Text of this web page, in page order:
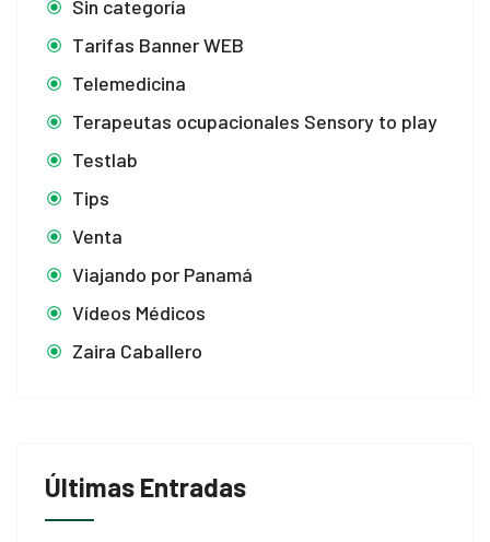
Sin categoría
Tarifas Banner WEB
Telemedicina
Terapeutas ocupacionales Sensory to play
Testlab
Tips
Venta
Viajando por Panamá
Vídeos Médicos
Zaira Caballero
Últimas Entradas